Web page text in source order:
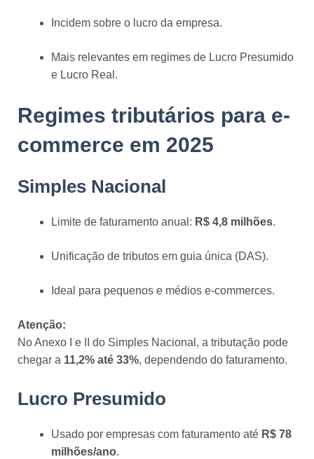
Incidem sobre o lucro da empresa.
Mais relevantes em regimes de Lucro Presumido
e Lucro Real.
Regimes tributários para e-
commerce em 2025
Simples Nacional
Limite de faturamento anual: R$ 4,8 milhões.
Unificação de tributos em guia única (DAS).
Ideal para pequenos e médios e-commerces.
Atenção:
No Anexo I e II do Simples Nacional, a tributação pode
chegar a 11,2% até 33%, dependendo do faturamento.
Lucro Presumido
Usado por empresas com faturamento até R$ 78
milhões/ano.